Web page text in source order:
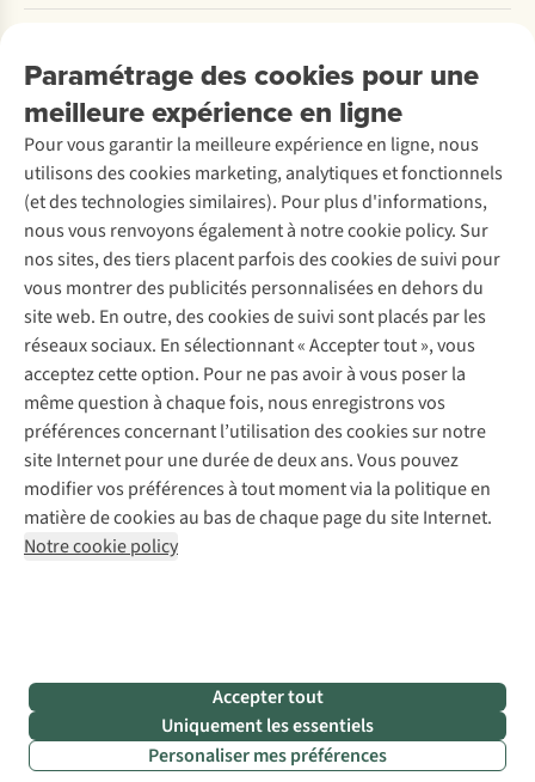
Paramétrage des cookies pour une
meilleure expérience en ligne
Pour vous garantir la meilleure expérience en ligne, nous
utilisons des cookies marketing, analytiques et fonctionnels
(et des technologies similaires). Pour plus d'informations,
nous vous renvoyons également à notre cookie policy. Sur
nos sites, des tiers placent parfois des cookies de suivi pour
vous montrer des publicités personnalisées en dehors du
site web. En outre, des cookies de suivi sont placés par les
réseaux sociaux. En sélectionnant « Accepter tout », vous
acceptez cette option. Pour ne pas avoir à vous poser la
même question à chaque fois, nous enregistrons vos
préférences concernant l’utilisation des cookies sur notre
site Internet pour une durée de deux ans. Vous pouvez
modifier vos préférences à tout moment via la politique en
matière de cookies au bas de chaque page du site Internet.
Notre cookie policy
Accepter tout
Uniquement les essentiels
Personaliser mes préférences
Payer
Retourner
Rétractation d'une commande
Entretien & réparations
Garantie
Contactez-nous
Entreprise responsable
À propos d’Ayacucho
Nos magasins
À propos d’A.S.Adventure
Déclaration d'accessibilité
Location / Location sports d’hiver
Seconde-main
Entretien de ski
Service de lavage
Entretien de chaussures
Réparation de chaussures
Réparation de vêtements
Retouches
Pour les entreprises
Découvrez
A.S.Magazine
Explore Camp
Expertise & conseils
Abonnez-vous à la newsletter
Suivez-nous
Mentions légales
Politique de confidentialité
Conditions générales
Cookie Policy